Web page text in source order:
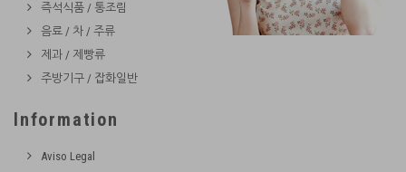
즉석식품 / 통조림
음료 / 차 / 주류
제과 / 제빵류
주방기구 / 잡화일반
Information
Aviso Legal